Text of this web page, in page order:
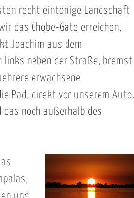
recht eintönige Landschaft
das Chobe-Gate erreichen,
Joachim aus dem
links neben der Straße, bremst
erwachsene
Pad, direkt vor unserem Auto.
noch außerhalb des